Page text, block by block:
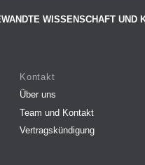
WISSENSCHAFT UND
Kontakt
Über uns
Team und Kontakt
Vertragskündigung